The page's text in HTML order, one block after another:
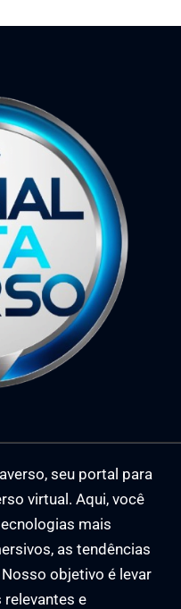
seu portal para
virtual. Aqui, você
mais
as tendências
objetivo é levar
e